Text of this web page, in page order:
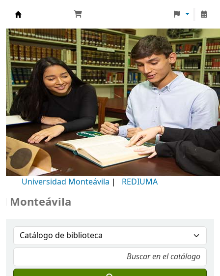
Biblioteca Universidad Monteávila
Universidad Monteávila | REDIUMA